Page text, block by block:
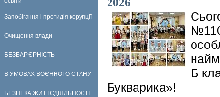
Запобігання і протидія корупції
Очищення влади
БЕЗБАР'ЄРНІСТЬ
В УМОВАХ ВОЄННОГО СТАНУ
БЕЗПЕКА ЖИТТЄДІЯЛЬНОСТІ
Б
Букварика»!